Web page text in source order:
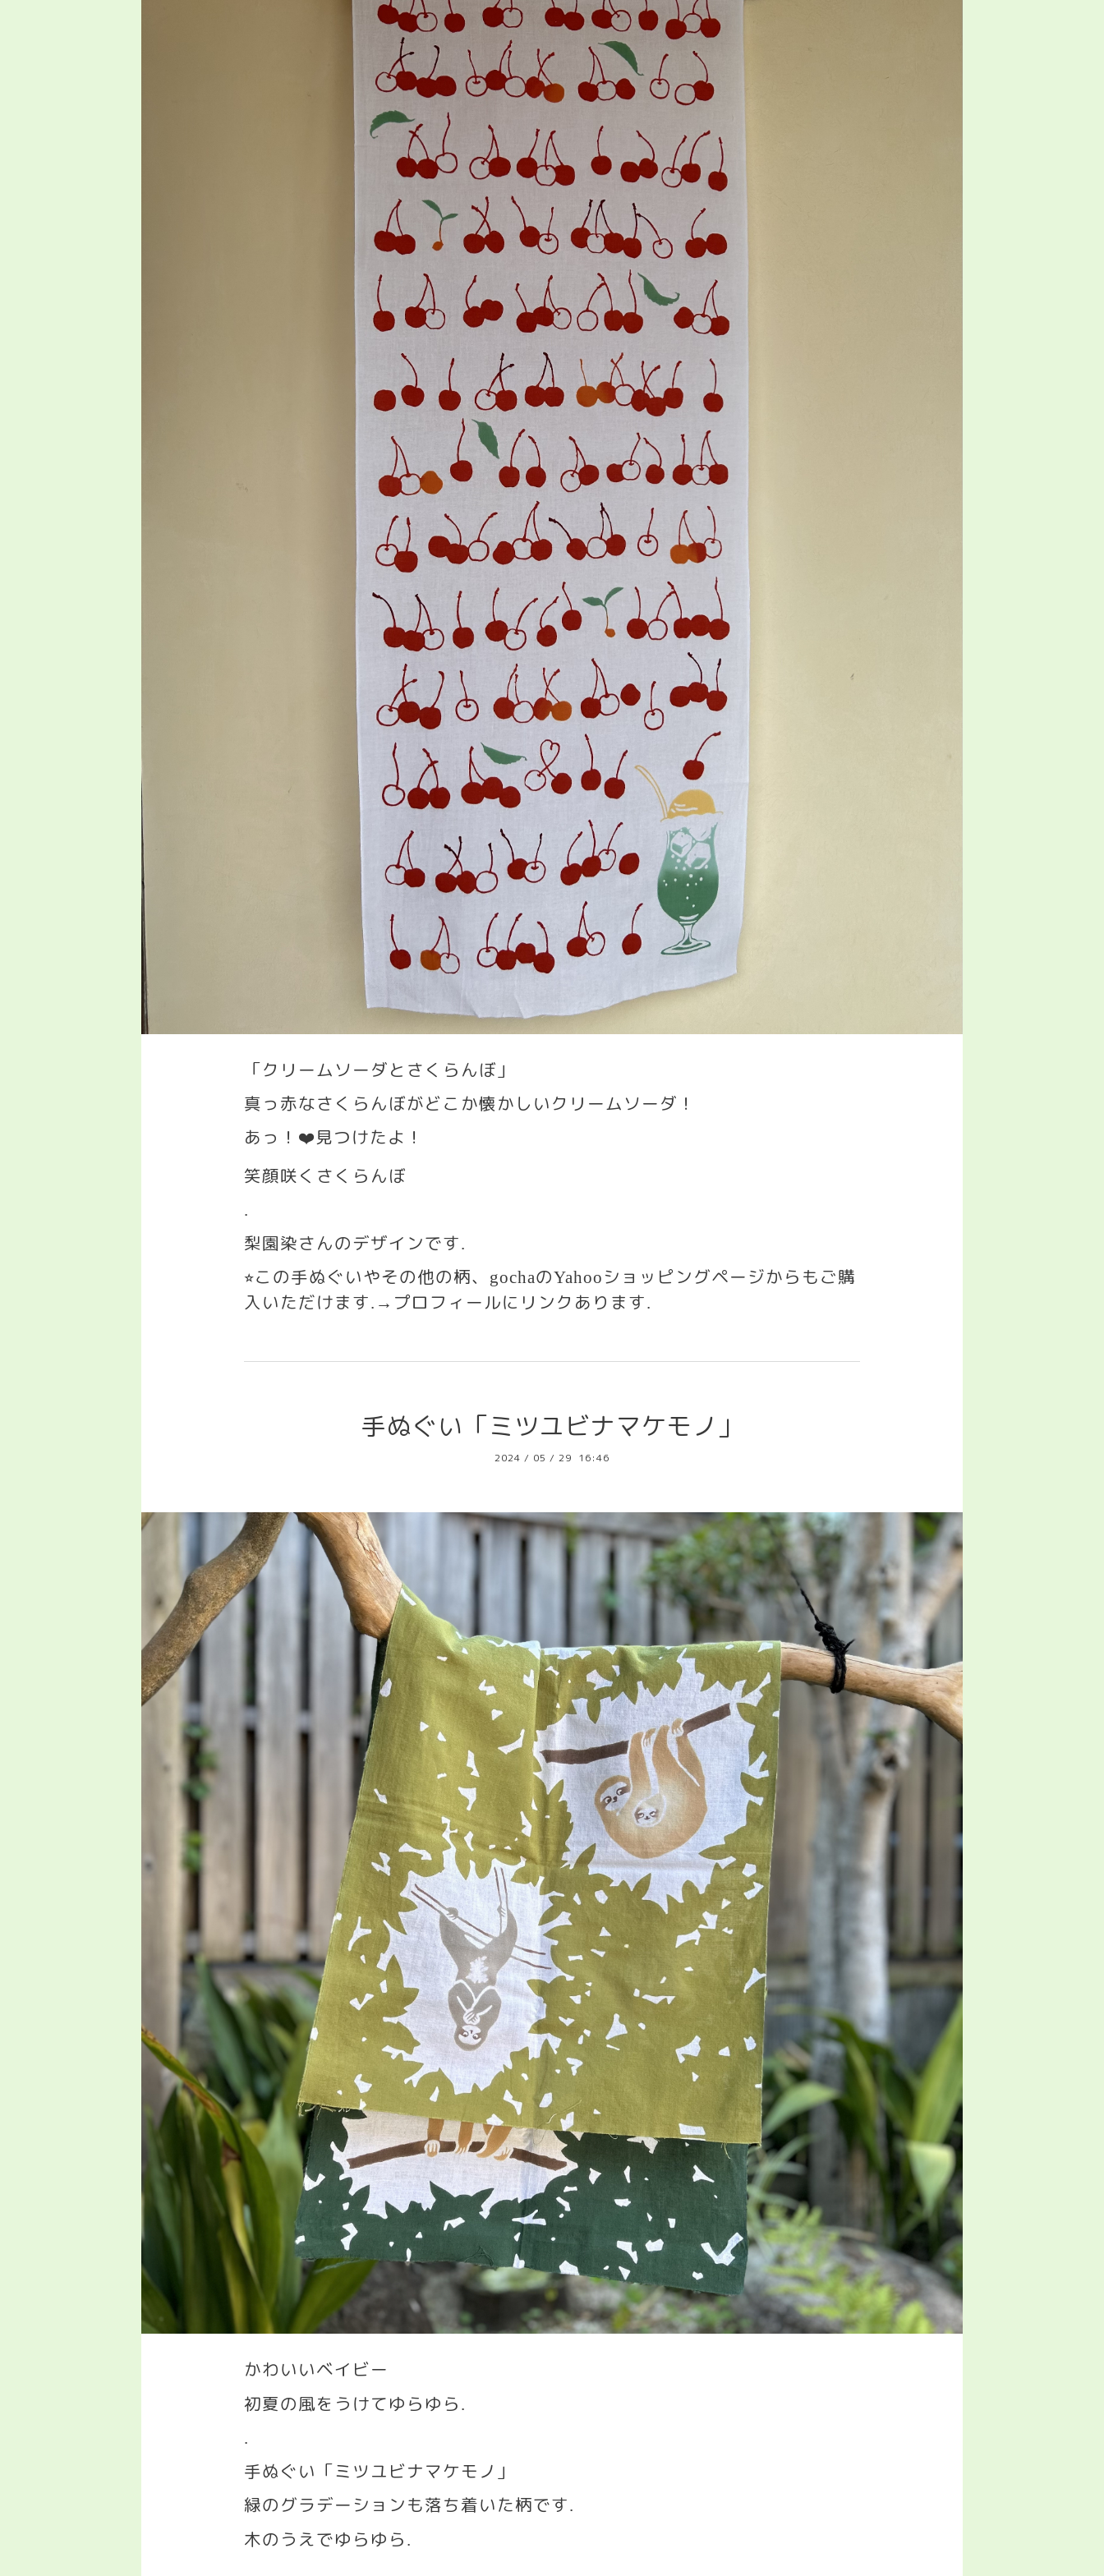
「クリームソーダとさくらんぼ」
真っ赤なさくらんぼがどこか懐かしいクリームソーダ！
あっ！ ❤️見つけたよ！
笑顔咲くさくらんぼ
.
梨園染さんのデザインです.
⭐︎この手ぬぐいやその他の柄、 gochaのYahoo ショッピングページからもご購
入いただけます.→ プロフィールにリンクあります.
手ぬぐい「ミツユビナマケモノ」
2024 / 05 / 29 16:46
かわいいベイビー
初夏の風をうけてゆらゆら .
.
手ぬぐい「ミツユビナマケモノ」
緑のグラデーションも落ち着いた柄です.
木のうえでゆらゆら .